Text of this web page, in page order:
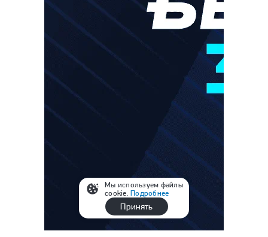
Мы используем файлы
cookie.Подробнее
Принять